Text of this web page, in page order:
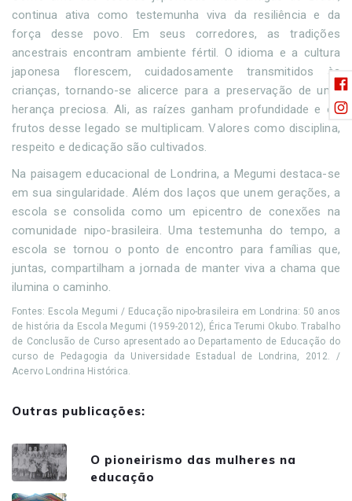
continua ativa como testemunha viva da resiliência e da
força desse povo. Em seus corredores, as tradições
ancestrais encontram ambiente fértil. O idioma e a cultura
japonesa florescem, cuidadosamente transmitidos às
crianças, tornando-se alicerce para a preservação de uma
herança preciosa. Ali, as raízes ganham profundidade e os
frutos desse legado se multiplicam. Valores como disciplina,
respeito e dedicação são cultivados.
Na paisagem educacional de Londrina, a Megumi destaca-se
em sua singularidade. Além dos laços que unem gerações, a
escola se consolida como um epicentro de conexões na
comunidade nipo-brasileira. Uma testemunha do tempo, a
escola se tornou o ponto de encontro para famílias que,
juntas, compartilham a jornada de manter viva a chama que
ilumina o caminho.
Fontes: Escola Megumi / Educação nipo-brasileira em Londrina: 50 anos
de história da Escola Megumi (1959-2012), Érica Terumi Okubo. Trabalho
de Conclusão de Curso apresentado ao Departamento de Educação do
curso de Pedagogia da Universidade Estadual de Londrina, 2012. /
Acervo Londrina Histórica.
Outras publicações:
O pioneirismo das mulheres na
educação